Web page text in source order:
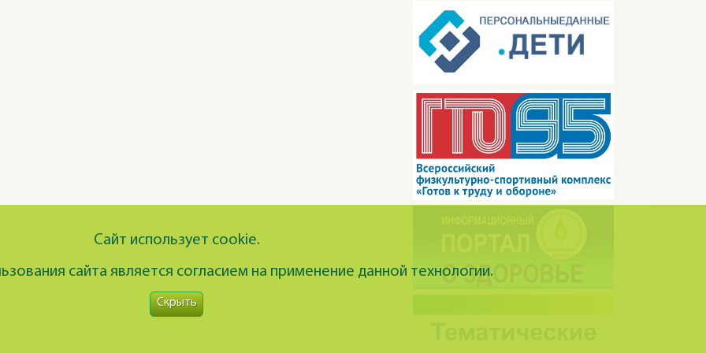
Сайт использует cookie.
сайта является согласием на применение данной технологии.
Скрыть